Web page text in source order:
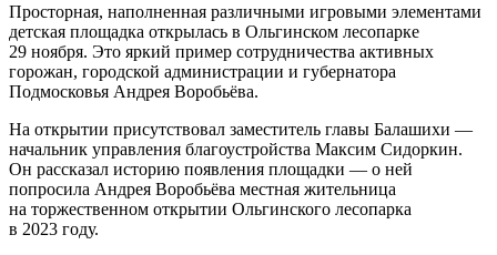
Просторная, наполненная различными игровыми элементами
детская площадка открылась в Ольгинском лесопарке
29 ноября. Это яркий пример сотрудничества активных
горожан, городской администрации и губернатора
Подмосковья Андрея Воробьёва.
На открытии присутствовал заместитель главы Балашихи —
начальник управления благоустройства Максим Сидоркин.
Он рассказал историю появления площадки — о ней
попросила Андрея Воробьёва местная жительница
на торжественном открытии Ольгинского лесопарка
в 2023 году.